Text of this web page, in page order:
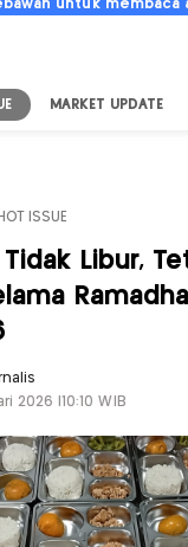
untuk membaca
MARKET UPDATE
HOT ISSUE
Libur,
2026 |10:10 WIB